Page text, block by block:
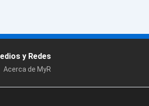
y Redes
Acerca de MyR